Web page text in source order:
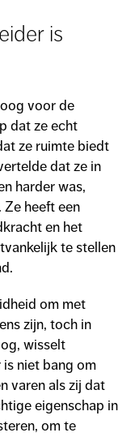
is
voor de
dat ze echt
ze ruimte biedt
dat ze in
harder was,
Ze heeft een
en het
te stellen
om met
zijn, toch in
wisselt
niet bang om
varen als zij dat
eigenschap in
om te